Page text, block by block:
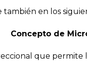
en los
Concepto de
que